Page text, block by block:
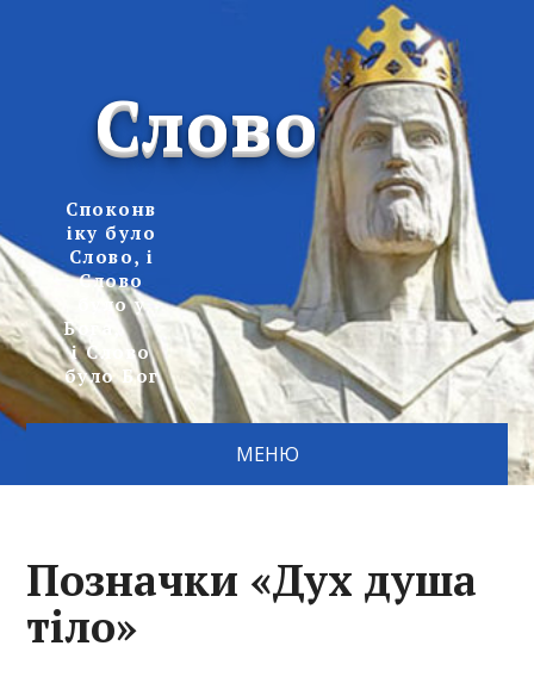
Слово
Споконв
іку було
Слово, і
Слово
було у
Бога,
і Слово
було Бог
МЕНЮ
Позначки «Дух душа
тіло»